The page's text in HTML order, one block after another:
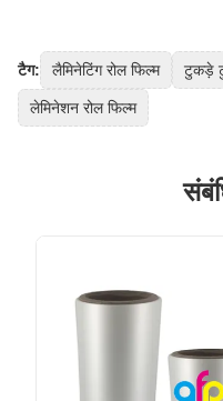
टैग: लैमिनेटिंग रोल फिल्म टुकड़े
लेमिनेशन रोल फिल्म